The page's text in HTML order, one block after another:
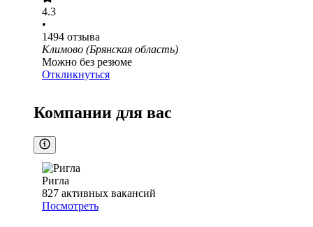
4.3
•
1494 отзыва
Климово (Брянская область)
Можно без резюме
Откликнуться
Компании для вас
Ригла
827 активных вакансий
Посмотреть